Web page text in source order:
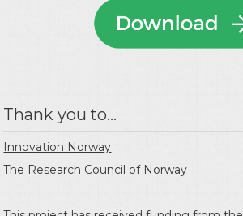
Thank you to...
Innovation Norway
The Research Council of Norway